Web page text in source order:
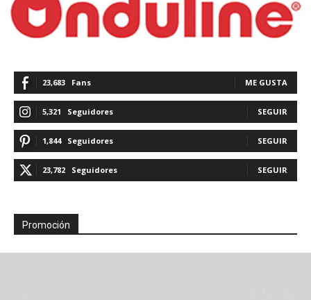
23,683 Fans ME GUSTA
5,321 Seguidores SEGUIR
1,844 Seguidores SEGUIR
23,782 Seguidores SEGUIR
Promoción